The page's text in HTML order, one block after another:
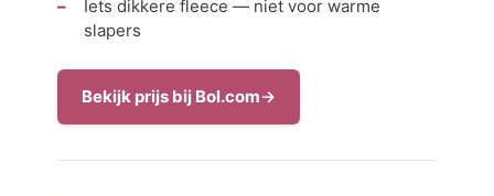
Iets dikkere fleece — niet voor warme
slapers
Bekijk prijs bij Bol.com